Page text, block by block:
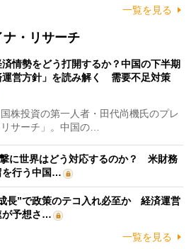
一覧を見る
ナ・リサーチ
情勢をどう打開するか？中国の下半期
運営方針」を読み解く 需要不足対策
株投資の第一人者・田代尚機氏のプレ
サーチ」。中国の…
に世界はどう対応するのか？ 米財務
を行う中国…
長”で政策のテコ入れ必至か 経済運営
が予想さ…
一覧を見る